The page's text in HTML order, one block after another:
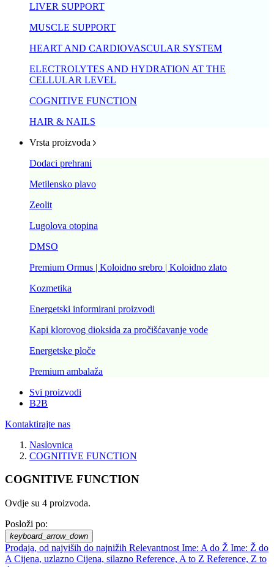
LIVER SUPPORT
MUSCLE SUPPORT
HEART AND CARDIOVASCULAR SYSTEM
ELECTROLYTES AND HYDRATION AT THE
CELLULAR LEVEL
COGNITIVE FUNCTION
HAIR & NAILS
Vrsta proizvoda
Dodaci prehrani
Metilensko plavo
Zeolit
Lugolova otopina
DMSO
Premium Ormus | Koloidno srebro | Koloidno zlato
Kozmetika
Energetski informirani proizvodi
Kapi klorovog dioksida za pročišćavanje vode
Energetske ploče
Premium ambalaža
Svi proizvodi
B2B
Kontaktirajte nas
Naslovnica
COGNITIVE FUNCTION
COGNITIVE FUNCTION
Ovdje su 4 proizvoda.
Posloži po:
keyboard_arrow_down
Prodaja, od najviših do najnižih Relevantnost Ime: A do Ž Ime: Ž do
A Cijena, uzlazno Cijena, silazno Reference, A to Z Reference, Z to